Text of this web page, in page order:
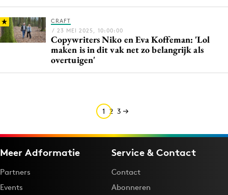
CRAFT
/ 23 MEI 2025, 10:00:00
Copywriters Niko en Eva Koffeman: 'Lol
maken is in dit vak net zo belangrijk als
overtuigen'
1 2 3
Meer Adformatie
Partners
Events
Service & Contact
Contact
Abonneren